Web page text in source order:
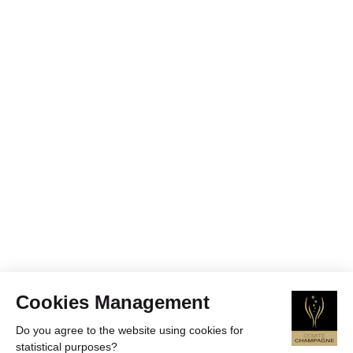
Cookies Management
Do you agree to the website using cookies for
statistical purposes?